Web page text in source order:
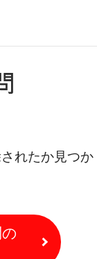
れたか見つか